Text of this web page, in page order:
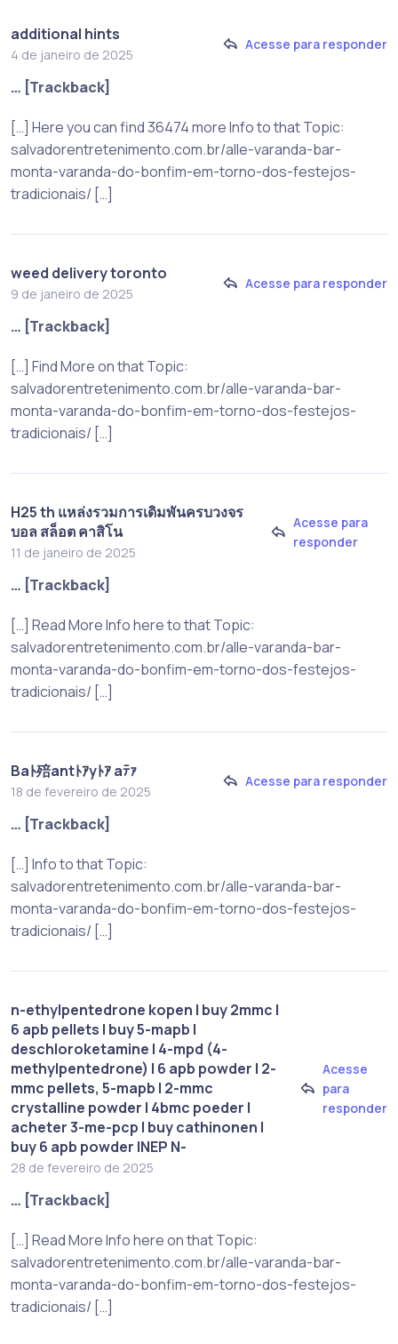
additional hints
4 de janeiro de 2025
Acesse para responder
… [Trackback]
[…] Here you can find 36474 more Info to that Topic:
salvadorentretenimento.com.br/alle-varanda-bar-
monta-varanda-do-bonfim-em-torno-dos-festejos-
tradicionais/ […]
weed delivery toronto
9 de janeiro de 2025
Acesse para responder
… [Trackback]
[…] Find More on that Topic:
salvadorentretenimento.com.br/alle-varanda-bar-
monta-varanda-do-bonfim-em-torno-dos-festejos-
tradicionais/ […]
H25 th แหล่งรวมการเดิมพันครบวงจร
บอล สล็อต คาสิโน
11 de janeiro de 2025
Acesse para
responder
… [Trackback]
[…] Read More Info here to that Topic:
salvadorentretenimento.com.br/alle-varanda-bar-
monta-varanda-do-bonfim-em-torno-dos-festejos-
tradicionais/ […]
Baﾄ殕antﾄｱyﾄｱ aﾃｧ
18 de fevereiro de 2025
Acesse para responder
… [Trackback]
[…] Info to that Topic:
salvadorentretenimento.com.br/alle-varanda-bar-
monta-varanda-do-bonfim-em-torno-dos-festejos-
tradicionais/ […]
n-ethylpentedrone kopen | buy 2mmc |
6 apb pellets | buy 5-mapb |
deschloroketamine | 4-mpd (4-
methylpentedrone) | 6 apb powder | 2-
mmc pellets, 5-mapb | 2-mmc
crystalline powder | 4bmc poeder |
acheter 3-me-pcp | buy cathinonen |
buy 6 apb powder |NEP N-
28 de fevereiro de 2025
Acesse
para
responder
… [Trackback]
[…] Read More Info here on that Topic:
salvadorentretenimento.com.br/alle-varanda-bar-
monta-varanda-do-bonfim-em-torno-dos-festejos-
tradicionais/ […]